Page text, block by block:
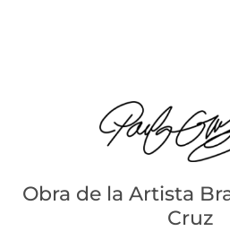
Obra de la Artista
Cruz